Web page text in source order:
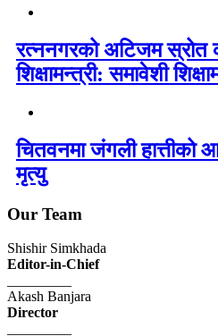
रत्ननगरको अटिजम स्रोत
शिक्षामन्त्री: समावेशी
चितवनमा जंगली हात्तीको
मृत्यु
Our Team
Shishir Simkhada
Editor-in-Chief
Akash Banjara
Director